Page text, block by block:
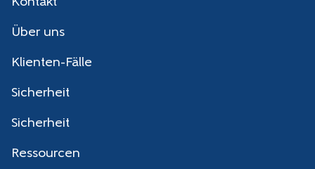
Über uns
Klienten-Fälle
Sicherheit
Sicherheit
Ressourcen